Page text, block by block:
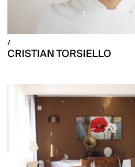
/
CRISTIAN TORSIELLO